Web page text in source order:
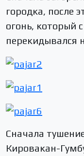
городка, после
огонь, который
перекидывался
Сначала
Кировакан-